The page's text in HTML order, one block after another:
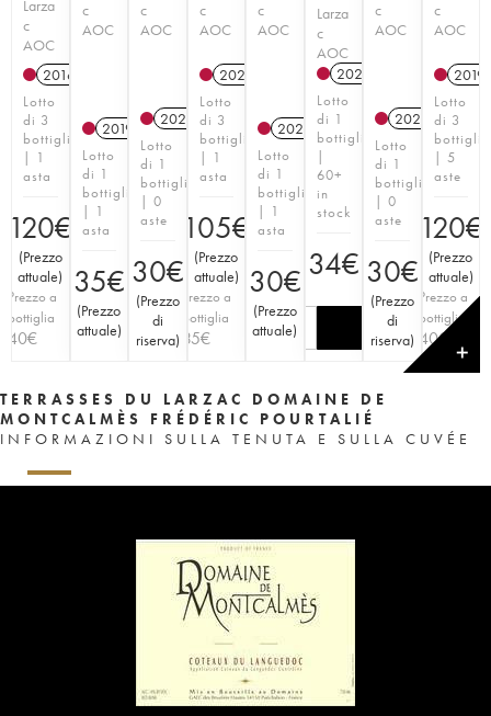
Larza
c
AOC
2016
Lotto
di 3
bottiglie
| 1
asta
120€
(Prezzo
attuale)
Prezzo a
bottiglia
40€
c
AOC
2019 A
Lotto
di 1
bottiglia
| 1
asta
35€
(Prezzo
attuale)
c
AOC
2021 A
Lotto
di 1
bottiglia
| 0
aste
30€
(Prezzo
di
riserva)
c
AOC
2020
Lotto
di 3
bottiglie
| 1
asta
105€
(Prezzo
attuale)
Prezzo a
bottiglia
35€
c
AOC
2020 A
Lotto
di 1
bottiglia
| 1
asta
30€
(Prezzo
attuale)
Larza
c
AOC
2023
Lotto
di 1
bottiglia
|
60+
in
stock
34€
c
AOC
2021 A
Lotto
di 1
bottiglia
| 0
aste
30€
(Prezzo
di
riserva)
c
AOC
2019
Lotto
di 3
bottiglie
| 5
aste
120€
(Prezzo
attuale)
Prezzo a
bottiglia
40€
✕
TERRASSES DU LARZAC DOMAINE DE
MONTCALMÈS FRÉDÉRIC POURTALIÉ
INFORMAZIONI SULLA TENUTA E SULLA CUVÉE